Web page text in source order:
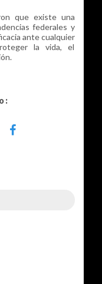
que existe una
federales y
ante cualquier
la vida, el